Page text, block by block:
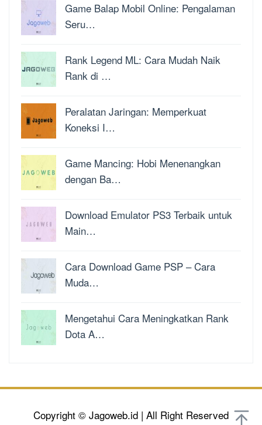
Game Balap Mobil Online: Pengalaman
Seru…
Rank Legend ML: Cara Mudah Naik
Rank di …
Peralatan Jaringan: Memperkuat
Koneksi I…
Game Mancing: Hobi Menenangkan
dengan Ba…
Download Emulator PS3 Terbaik untuk
Main…
Cara Download Game PSP – Cara
Muda…
Mengetahui Cara Meningkatkan Rank
Dota A…
Copyright © Jagoweb.id | All Right Reserved